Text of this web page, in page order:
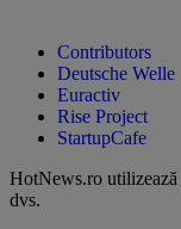
Contributors
Deutsche Welle
Euractiv
Rise Project
StartupCafe
HotNews.ro utilizează
dvs.